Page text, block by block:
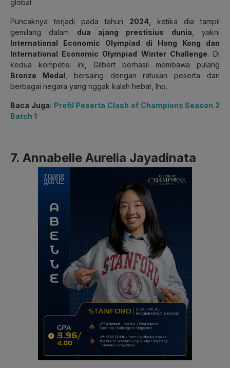
global.
Puncaknya terjadi pada tahun 2024 , ketika dia tampil
gemilang dalam dua ajang prestisius dunia , yakni
International Economic Olympiad di Hong Kong dan
International Economic Olympiad Winter Challenge. Di
kedua kompetisi ini, Gilbert berhasil membawa pulang
Bronze Medal , bersaing dengan ratusan peserta dari
berbagai negara yang nggak kalah hebat, lho.
Baca Juga: Profil Peserta Clash of Champions Season 2
Batch 1
7. Annabelle Aurelia Jayadinata